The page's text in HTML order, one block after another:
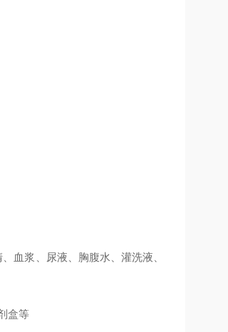
血浆、尿液、胸腹水、灌洗液、
盒等